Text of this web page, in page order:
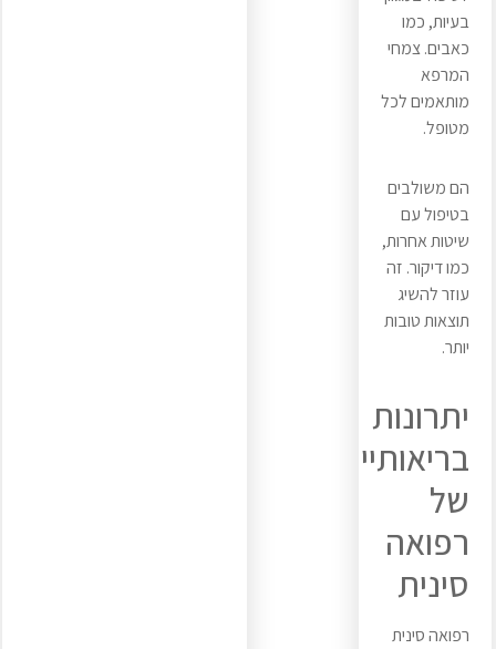
בעיות, כמו
כאבים. צמחי
המרפא
מותאמים לכל
מטופל.
הם משולבים
בטיפול עם
שיטות אחרות,
כמו דיקור. זה
עוזר להשיג
תוצאות טובות
יותר.
יתרונות
בריאותיים
של
רפואה
סינית
רפואה סינית